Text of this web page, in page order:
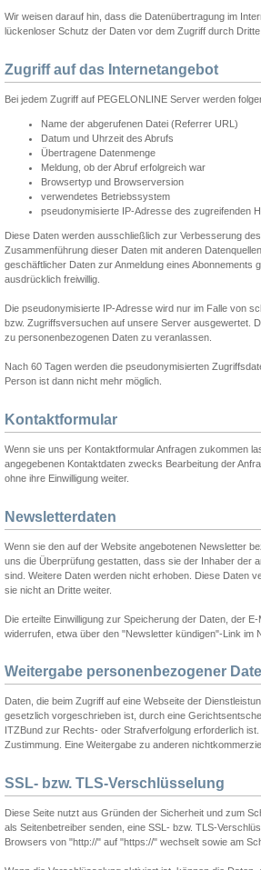
Wir weisen darauf hin, dass die Datenübertragung im
lückenloser Schutz der Daten vor dem Zugriff durch
Zugriff auf das Internetangebot
Bei jedem Zugriff auf PEGELONLINE Server werden
Name der abgerufenen Datei (Referrer URL)
Datum und Uhrzeit des Abrufs
Übertragene Datenmenge
Meldung, ob der Abruf erfolgreich war
Browsertyp und Browserversion
verwendetes Betriebssystem
pseudonymisierte IP-Adresse des zugreifenden
Diese Daten werden ausschließlich zur Verbesserung
Zusammenführung dieser Daten mit anderen
geschäftlicher Daten zur Anmeldung eines
ausdrücklich freiwillig.
Die pseudonymisierte IP-Adresse wird nur im Falle von
bzw. Zugriffsversuchen auf unsere Server ausgewertet.
zu personenbezogenen Daten zu veranlassen.
Nach 60 Tagen werden die pseudonymisierten
Person ist dann nicht mehr möglich.
Kontaktformular
Wenn sie uns per Kontaktformular Anfragen zukommen
angegebenen Kontaktdaten zwecks Bearbeitung der
ohne ihre Einwilligung weiter.
Newsletterdaten
Wenn sie den auf der Website angebotenen Newsletter
uns die Überprüfung gestatten, dass sie der Inhaber der
sind. Weitere Daten werden nicht erhoben. Diese Daten
sie nicht an Dritte weiter.
Die erteilte Einwilligung zur Speicherung der Daten, der
widerrufen, etwa über den "Newsletter kündigen"-Link im
Weitergabe personenbezogener
Daten, die beim Zugriff auf eine Webseite der
gesetzlich vorgeschrieben ist, durch eine
ITZBund zur Rechts- oder Strafverfolgung erforderlich
Zustimmung. Eine Weitergabe zu anderen
SSL- bzw. TLS-Verschlüsselung
Diese Seite nutzt aus Gründen der Sicherheit und zum
als Seitenbetreiber senden, eine SSL- bzw. TLS-
Browsers von "http://" auf "https://" wechselt sowie am